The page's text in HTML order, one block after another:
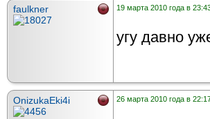
faulkner 19 марта 2010 года в
угу давно
OnizukaEki4i 26 марта 2010 года в